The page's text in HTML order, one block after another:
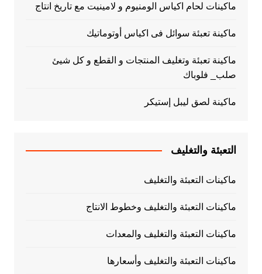
ماكينات لحام اكياس الومنيوم و لامينيت مع تاريخ انتاج
ماكينة تعبئة سوائل فى اكياس أوتوماتيك
ماكينة تعبئة وتغليف المنتجات و القطع و كل شيئ
صلب_ فلوباك
ماكينة لصق ليبل إستيكر
التعبئة والتغليف
ماكينات التعبئة والتغليف
ماكينات التعبئة والتغليف وخطوط الانتاج
ماكينات التعبئة والتغليف والمعدات
ماكينات التعبئة والتغليف وأسعارها